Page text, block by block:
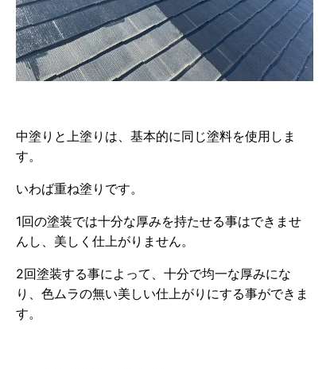
中塗りと上塗りは、基本的に同じ塗料を使用しま
す。
いわば重ね塗りです。
1回の塗装では十分な厚みを持たせる事はできませ
んし、美しく仕上がりません。
2回塗装する事によって、十分で均一な厚みにな
り、色ムラの無い美しい仕上がりにする事ができま
す。